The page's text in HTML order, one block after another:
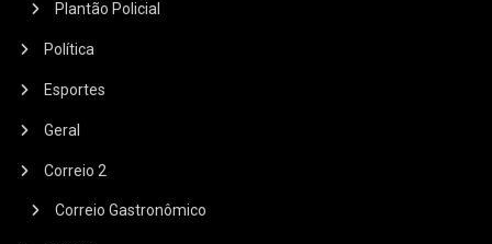
Plantão Policial
Política
Esportes
Geral
Correio 2
Correio Gastronômico